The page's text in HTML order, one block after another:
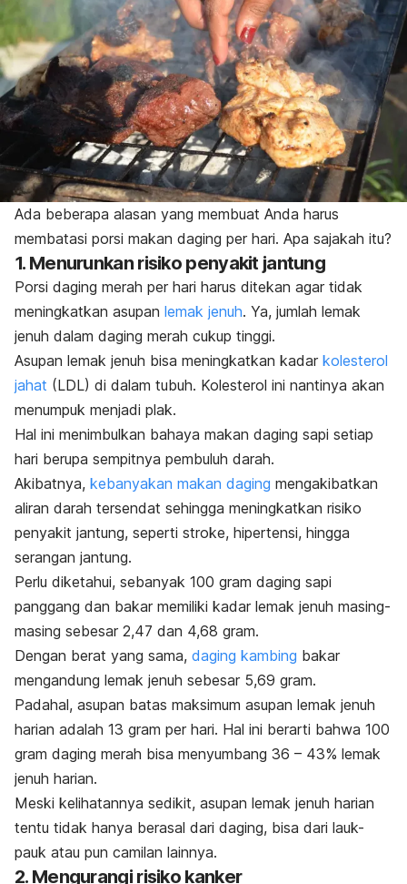
Ada beberapa alasan yang membuat Anda harus
membatasi porsi makan daging per hari. Apa sajakah itu?
1. Menurunkan risiko penyakit jantung
Porsi daging merah per hari harus ditekan agar tidak
meningkatkan asupan lemak jenuh. Ya, jumlah lemak
jenuh dalam daging merah cukup tinggi.
Asupan lemak jenuh bisa meningkatkan kadar kolesterol
jahat (LDL) di dalam tubuh. Kolesterol ini nantinya akan
menumpuk menjadi plak.
Hal ini menimbulkan bahaya makan daging sapi setiap
hari berupa sempitnya pembuluh darah.
Akibatnya, kebanyakan makan daging mengakibatkan
aliran darah tersendat sehingga meningkatkan risiko
penyakit jantung, seperti stroke, hipertensi, hingga
serangan jantung.
Perlu diketahui, sebanyak 100 gram daging sapi
panggang dan bakar memiliki kadar lemak jenuh masing-
masing sebesar 2,47 dan 4,68 gram.
Dengan berat yang sama, daging kambing bakar
mengandung lemak jenuh sebesar 5,69 gram.
Padahal, asupan batas maksimum asupan lemak jenuh
harian adalah 13 gram per hari. Hal ini berarti bahwa 100
gram daging merah bisa menyumbang 36 – 43% lemak
jenuh harian.
Meski kelihatannya sedikit, asupan lemak jenuh harian
tentu tidak hanya berasal dari daging, bisa dari lauk-
pauk atau pun camilan lainnya.
2. Mengurangi risiko kanker